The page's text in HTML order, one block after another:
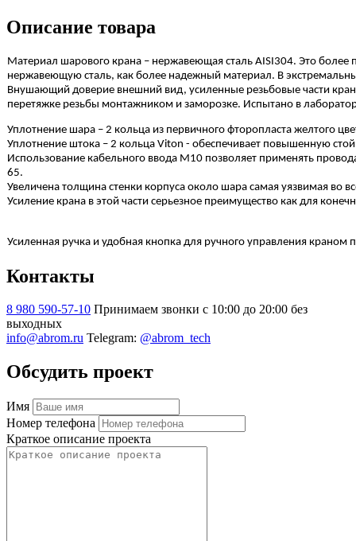
Описание товара
Материал шарового крана – нержавеющая сталь AISI304. Это
нержавеющую сталь, как более надежный материал. В
Внушающий доверие внешний вид, усиленные резьбовые части
перетяжке резьбы монтажником и заморозке. Испытано в
Уплотнение шара – 2 кольца из первичного фторопласта желтого
Уплотнение штока – 2 кольца Viton - обеспечивает повышенную
Использование кабельного ввода M10 позволяет применять
65.
Увеличена толщина стенки корпуса около шара самая уязвимая во
Усиление крана в этой части серьезное преимущество как для
Усиленная ручка и удобная кнопка для ручного управления краном
Контакты
8 980 590-57-10 Принимаем звонки с 10:00 до 20:00 без
выходных
info@abrom.ru Telegram: @abrom_tech
Обсудить проект
Имя
Номер телефона
Краткое описание проекта